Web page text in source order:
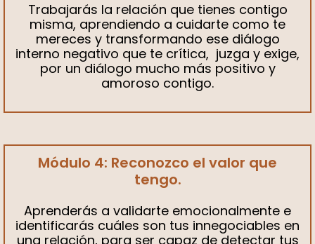
Trabajarás la relación que tienes contigo
misma, aprendiendo a cuidarte como te
mereces y transformando ese diálogo
interno negativo que te crítica, juzga y exige,
por un diálogo mucho más positivo y
amoroso contigo.
Módulo 4: Reconozco el valor que
tengo.
Aprenderás a validarte emocionalmente e
identificarás cuáles son tus innegociables en
una relación, para ser capaz de detectar tus